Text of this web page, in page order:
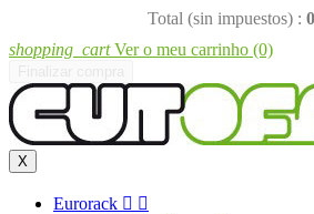
Total (sin impuestos) :
shopping_cart Ver o meu carrinho (0)
X
Eurorack  